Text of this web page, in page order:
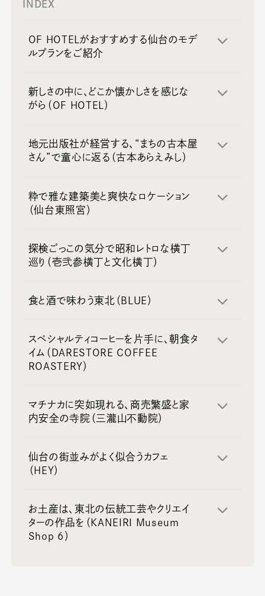
INDEX
OF HOTELがおすすめする仙台のモデ
ルプランをご紹介
新しさの中に、どこか懐かしさを感じな
がら（OF HOTEL）
地元出版社が経営する、“まちの古本屋
さん”で童心に返る（古本あらえみし）
粋で雅な建築美と爽快なロケーション
（仙台東照宮）
探検ごっこの気分で昭和レトロな横丁
巡り（壱弐参横丁と文化横丁）
食と酒で味わう東北（BLUE）
スペシャルティコーヒーを片手に、朝食タ
イム（DARESTORE COFFEE
ROASTERY）
マチナカに突如現れる、商売繁盛と家
内安全の寺院（三瀧山不動院）
仙台の街並みがよく似合うカフェ
（HEY）
お土産は、東北の伝統工芸やクリエイ
ターの作品を（KANEIRI Museum
Shop 6）